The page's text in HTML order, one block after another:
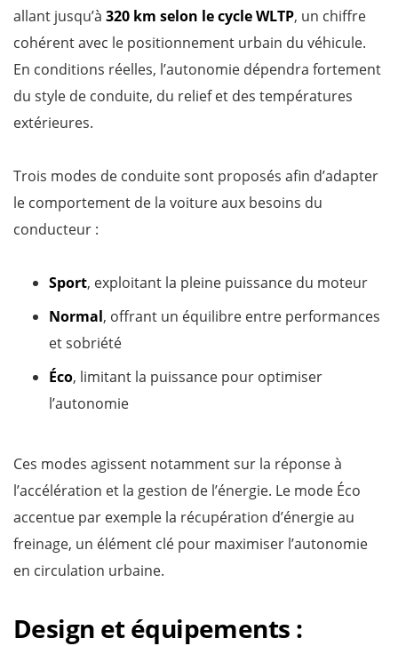
allant jusqu’à 320 km selon le cycle WLTP, un chiffre
cohérent avec le positionnement urbain du véhicule.
En conditions réelles, l’autonomie dépendra fortement
du style de conduite, du relief et des températures
extérieures.
Trois modes de conduite sont proposés afin d’adapter
le comportement de la voiture aux besoins du
conducteur :
Sport, exploitant la pleine puissance du moteur
Normal, offrant un équilibre entre performances
et sobriété
Éco, limitant la puissance pour optimiser
l’autonomie
Ces modes agissent notamment sur la réponse à
l’accélération et la gestion de l’énergie. Le mode Éco
accentue par exemple la récupération d’énergie au
freinage, un élément clé pour maximiser l’autonomie
en circulation urbaine.
Design et équipements :